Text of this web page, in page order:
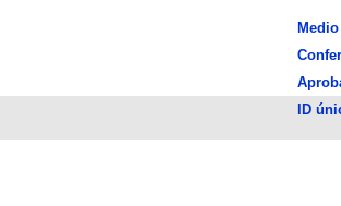
Medio
ID